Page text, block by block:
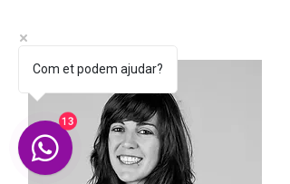
Com et podem ajudar?
13